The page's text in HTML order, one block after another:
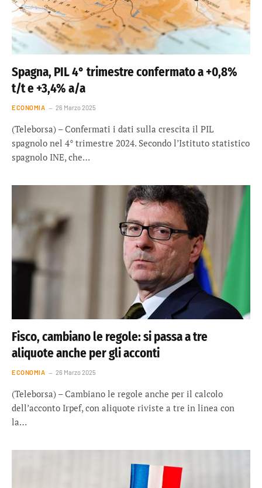
Spagna, PIL 4° trimestre confermato a +0,8%
t/t e +3,4% a/a
ECONOMIA 26 Marzo 2025
(Teleborsa) – Confermati i dati sulla crescita il PIL
spagnolo nel 4° trimestre 2024. Secondo l’Istituto statistico
spagnolo INE, che…
Fisco, cambiano le regole: si passa a tre
aliquote anche per gli acconti
ECONOMIA 26 Marzo 2025
(Teleborsa) – Cambiano le regole anche per il calcolo
dell’acconto Irpef, con aliquote riviste a tre in linea con
la…